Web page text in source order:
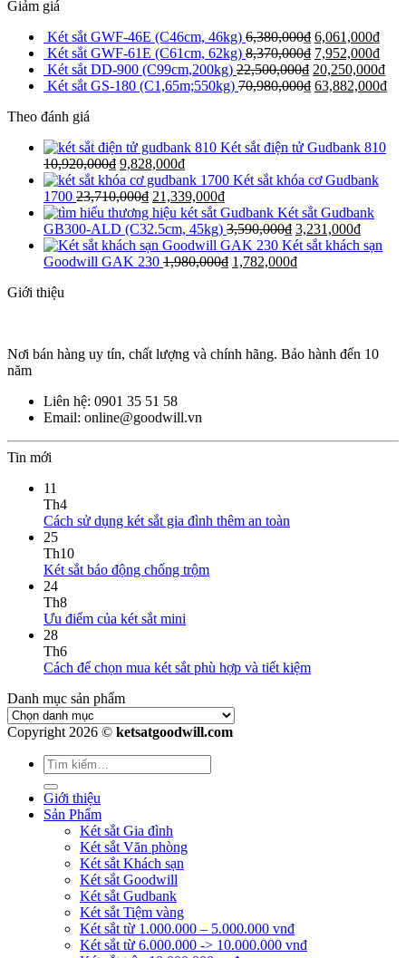
Giảm giá
Két sắt GWF-46E (C46cm, 46kg) 6,380,000₫ 6,061,000₫
Két sắt GWF-61E (C61cm, 62kg) 8,370,000₫ 7,952,000₫
Két sắt DD-900 (C99cm,200kg) 22,500,000₫ 20,250,000₫
Két sắt GS-180 (C1,65m;550kg) 70,980,000₫ 63,882,000₫
Theo đánh giá
Két sắt điện tử Gudbank 810
10,920,000₫ 9,828,000₫
Két sắt khóa cơ Gudbank
1700 23,710,000₫ 21,339,000₫
Két sắt Gudbank
GB300-ALD (C32.5cm, 45kg) 3,590,000₫ 3,231,000₫
Két sắt khách sạn
Goodwill GAK 230 1,980,000₫ 1,782,000₫
Giới thiệu
Nơi bán hàng uy tín, chất lượng và chính hãng. Bảo hành đến 10
năm
Liên hệ: 0901 35 51 58
Email: online@goodwill.vn
Tin mới
11
Th4
Cách sử dụng két sắt gia đình thêm an toàn
25
Th10
Két sắt báo động chống trộm
24
Th8
Ưu điểm của két sắt mini
28
Th6
Cách để chọn mua két sắt phù hợp và tiết kiệm
Danh mục sản phẩm
Copyright 2026 © ketsatgoodwill.com
Giới thiệu
Sản Phẩm
Két sắt Gia đình
Két sắt Văn phòng
Két sắt Khách sạn
Két sắt Goodwill
Két sắt Gudbank
Két sắt Tiệm vàng
Két sắt từ 1.000.000 – 5.000.000 vnđ
Két sắt từ 6.000.000 -> 10.000.000 vnđ